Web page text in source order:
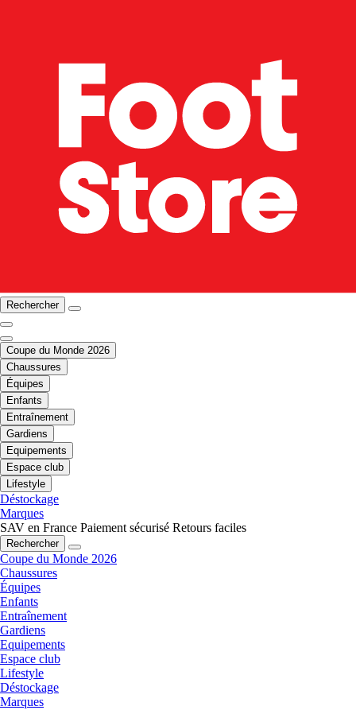
Rechercher
Coupe du Monde 2026
Chaussures
Équipes
Enfants
Entraînement
Gardiens
Equipements
Espace club
Lifestyle
Déstockage
Marques
SAV en France Paiement sécurisé Retours faciles
Rechercher
Coupe du Monde 2026
Chaussures
Équipes
Enfants
Entraînement
Gardiens
Equipements
Espace club
Lifestyle
Déstockage
Marques